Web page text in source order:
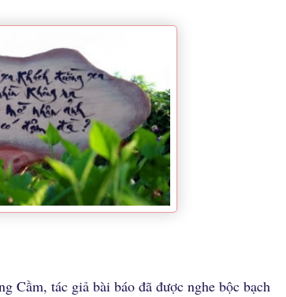
Cầm, tác giả bài báo đã được nghe bộc bạch